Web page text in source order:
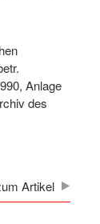
Anlage
des
Artikel